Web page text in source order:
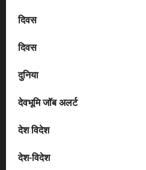
दिवस
दिवस
दुनिया
देवभूमि जॉब अलर्ट
देश विदेश
देश-विदेश